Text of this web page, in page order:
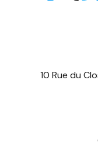
10 Rue du